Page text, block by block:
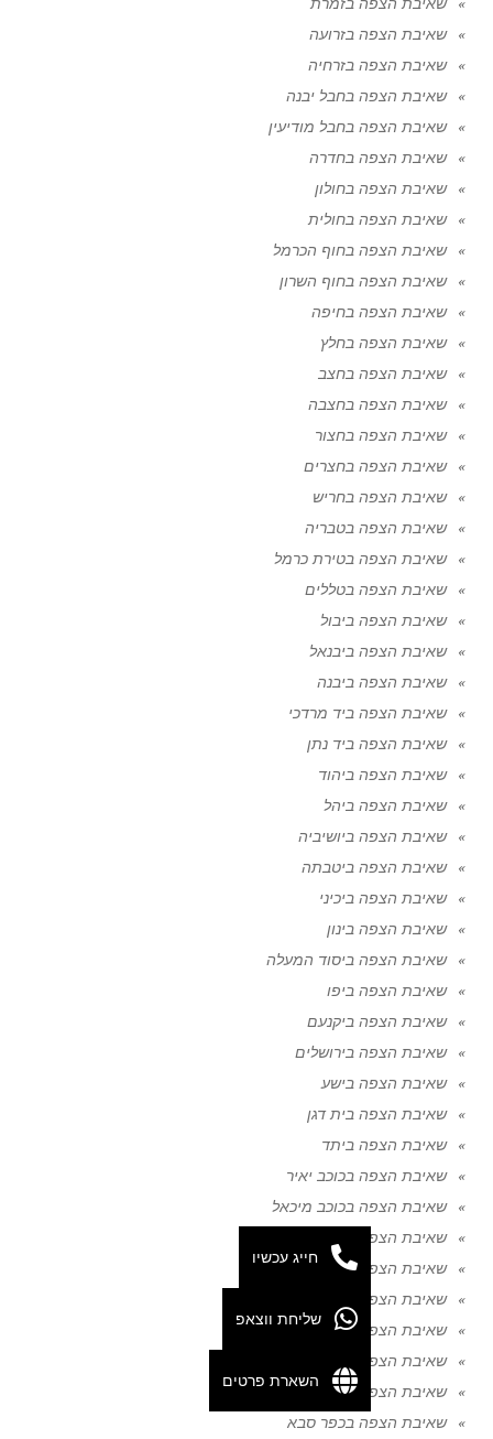
שאיבת הצפה בזרועה
שאיבת הצפה בזרחיה
שאיבת הצפה בחבל יבנה
שאיבת הצפה בחבל מודיעין
שאיבת הצפה בחדרה
שאיבת הצפה בחולון
שאיבת הצפה בחולית
שאיבת הצפה בחוף הכרמל
שאיבת הצפה בחוף השרון
שאיבת הצפה בחיפה
שאיבת הצפה בחלץ
שאיבת הצפה בחצב
שאיבת הצפה בחצבה
שאיבת הצפה בחצור
שאיבת הצפה בחצרים
שאיבת הצפה בחריש
שאיבת הצפה בטבריה
שאיבת הצפה בטירת כרמל
שאיבת הצפה בטללים
שאיבת הצפה ביבול
שאיבת הצפה ביבנאל
שאיבת הצפה ביבנה
שאיבת הצפה ביד מרדכי
שאיבת הצפה ביד נתן
שאיבת הצפה ביהוד
שאיבת הצפה ביהל
שאיבת הצפה ביושיביה
שאיבת הצפה ביטבתה
שאיבת הצפה ביכיני
שאיבת הצפה בינון
שאיבת הצפה ביסוד המעלה
שאיבת הצפה ביפו
שאיבת הצפה ביקנעם
שאיבת הצפה בירושלים
שאיבת הצפה בישע
שאיבת הצפה בית דגן
שאיבת הצפה ביתד
שאיבת הצפה בכוכב יאיר
שאיבת הצפה בכוכב מיכאל
שאיבת הצפה בכיסופים
שאיבת הצפה בכמהין
שאיבת הצפה בכפר אחים
שאיבת הצפה בכפר ורבורג
שאיבת הצפה בכפר יונה
שאיבת הצפה בכפר מימון
שאיבת הצפה בכפר סבא
חייג עכשיו
שליחת ווצאפ
השארת פרטים